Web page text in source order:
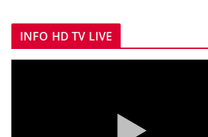
INFO HD TV LIVE